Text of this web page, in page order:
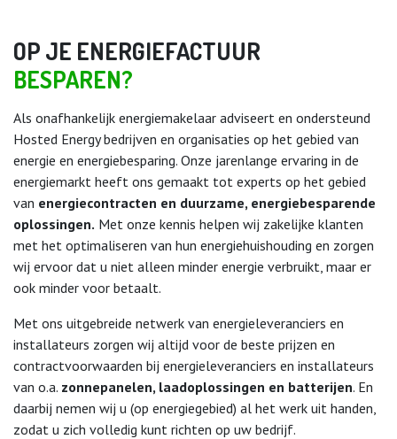
OP JE ENERGIEFACTUUR
BESPAREN?​
Als onafhankelijk energiemakelaar adviseert en ondersteund
Hosted Energy bedrijven en organisaties op het gebied van
energie en energiebesparing. Onze jarenlange ervaring in de
energiemarkt heeft ons gemaakt tot experts op het gebied
van energiecontracten en duurzame, energiebesparende
oplossingen. Met onze kennis helpen wij zakelijke klanten
met het optimaliseren van hun energiehuishouding en zorgen
wij ervoor dat u niet alleen minder energie verbruikt, maar er
ook minder voor betaalt.
Met ons uitgebreide netwerk van energieleveranciers en
installateurs zorgen wij altijd voor de beste prijzen en
contractvoorwaarden bij energieleveranciers en installateurs
van o.a. zonnepanelen, laadoplossingen en batterijen. En
daarbij nemen wij u (op energiegebied) al het werk uit handen,
zodat u zich volledig kunt richten op uw bedrijf.